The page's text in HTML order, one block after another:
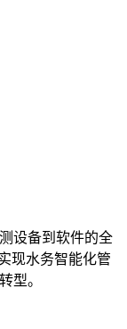
设备到软件的全
现水务智能化管
型。